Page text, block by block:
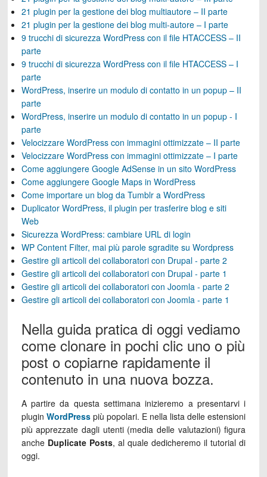
21 plugin per la gestione dei blog multiautore – II parte
21 plugin per la gestione dei blog multi-autore – I parte
9 trucchi di sicurezza WordPress con il file HTACCESS – II
parte
9 trucchi di sicurezza WordPress con il file HTACCESS – I
parte
WordPress, inserire un modulo di contatto in un popup – II
parte
WordPress, inserire un modulo di contatto in un popup - I
parte
Velocizzare WordPress con immagini ottimizzate – II parte
Velocizzare WordPress con immagini ottimizzate – I parte
Come aggiungere Google AdSense in un sito WordPress
Come aggiungere Google Maps in WordPress
Come importare un blog da Tumblr a WordPress
Duplicator WordPress, il plugin per trasferire blog e siti
Web
Sicurezza WordPress: cambiare URL di login
WP Content Filter, mai più parole sgradite su Wordpress
Gestire gli articoli dei collaboratori con Drupal - parte 2
Gestire gli articoli dei collaboratori con Drupal - parte 1
Gestire gli articoli dei collaboratori con Joomla - parte 2
Gestire gli articoli dei collaboratori con Joomla - parte 1
Nella guida pratica di oggi vediamo
come clonare in pochi clic uno o più
post o copiarne rapidamente il
contenuto in una nuova bozza.
A partire da questa settimana inizieremo a presentarvi i
plugin WordPresspiù popolari. E nella lista delle estensioni
più apprezzate dagli utenti (media delle valutazioni) figura
anche Duplicate Posts, al quale dedicheremo il tutorial di
oggi.